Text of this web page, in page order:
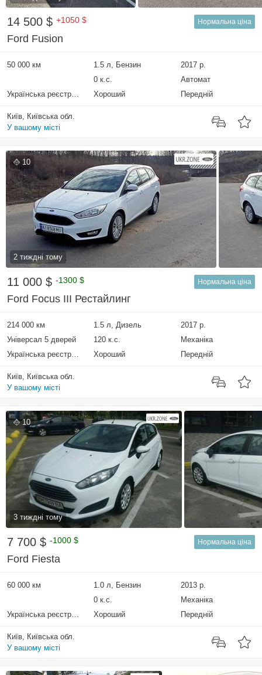
14 500 $ +1050 $ Нормальна ціна
Ford Fusion
50 000 км 1.5 л, Бензин
2017 р.
0 к.с.
Автомат
Українська реєстрація
Хороший Передній
Київ, Київська обл.
У вашому місті
10
2 тиждні тому
11 000 $ -1300 $ Нормальна ціна
Ford Focus III Рестайлинг
214 000 км 1.5 л, Дизель
2017 р.
Універсал 5 дверей
120 к.с.
Механіка
Українська реєстрація
Хороший Передній
Київ, Київська обл.
У вашому місті
10
3 тиждні тому
7 700 $ -1000 $ Нормальна ціна
Ford Fiesta
60 000 км 1.0 л, Бензин
2013 р.
0 к.с.
Механіка
Українська реєстрація
Хороший Передній
Київ, Київська обл.
У вашому місті